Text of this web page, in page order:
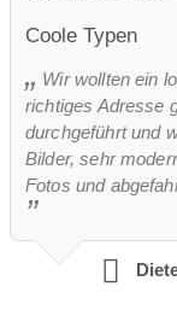
Coole Typen
Wir wollten ein
richtiges Adresse
durchgeführt und
Bilder, sehr
Fotos und